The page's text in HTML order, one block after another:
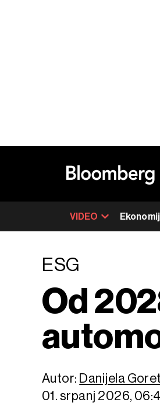
VIDEO
ESG
Od
Autor: Danijela
01. srpanj 2026,